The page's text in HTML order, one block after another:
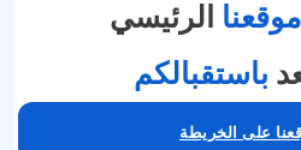
موقعنا الرئيسي
باستقبالكم
على الخريطة